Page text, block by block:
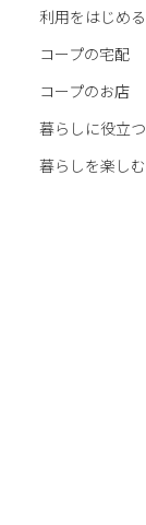
利用をはじめる
コープの宅配
コープのお店
暮らしに役立つ
暮らしを楽しむ